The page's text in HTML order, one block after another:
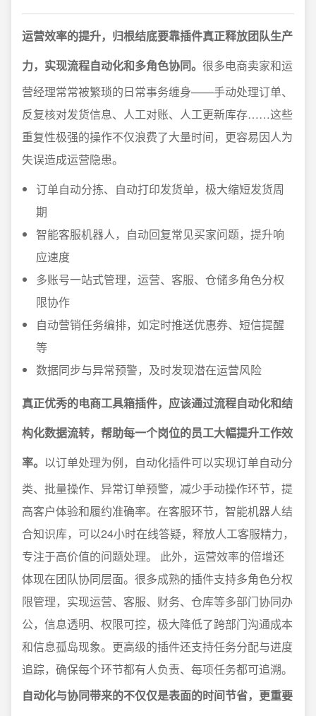
运营效率的提升，归根结底要靠插件真正释放团队生产
力，实现流程自动化和多角色协同。 很多电商卖家和运
营经理常常被繁琐的日常事务缠身——手动处理订单、
反复核对发货信息、人工对账、人工更新库存……这些
重复性极强的操作不仅浪费了大量时间，更容易因人为
失误造成运营隐患。
订单自动分拣、自动打印发货单，极大缩短发货周
期
智能客服机器人，自动回复常见买家问题，提升响
应速度
多账号一站式管理，运营、客服、仓储多角色分权
限协作
自动营销任务编排，如定时推送优惠券、短信提醒
等
数据同步与异常预警，及时发现潜在运营风险
真正优秀的电商工具箱插件，应该通过流程自动化和结
构化数据流转，帮助每一个岗位的员工大幅提升工作效
率。 以订单处理为例，自动化插件可以实现订单自动分
类、批量操作、异常订单预警，减少手动操作环节，提
高客户体验和履约准确率。在客服环节，智能机器人结
合知识库，可以24小时在线答疑，释放人工客服精力，
专注于高价值的问题处理。 此外，运营效率的倍增还
体现在团队协同层面。很多成熟的插件支持多角色分权
限管理，实现运营、客服、财务、仓库等多部门协同办
公，信息透明、权限可控，极大降低了跨部门沟通成本
和信息孤岛现象。更高级的插件还支持任务分配与进度
追踪，确保每个环节都有人负责、每项任务都可追溯。
自动化与协同带来的不仅仅是表面的时间节省，更重要